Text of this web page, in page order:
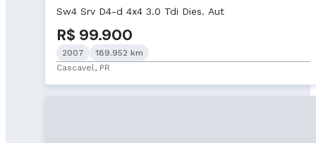
Sw4 Srv D4-d 4x4 3.0 Tdi Dies. Aut
R$ 99.900
2007
189.952 km
Cascavel, PR